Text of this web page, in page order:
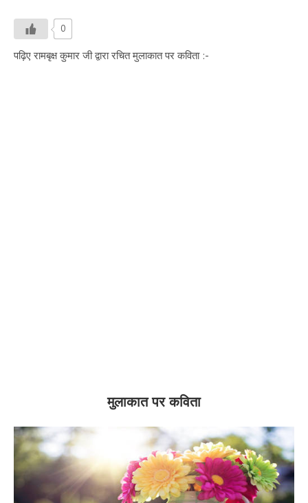
0
पढ़िए रामबृक्ष कुमार जी द्वारा रचित मुलाकात पर कविता :-
मुलाकात पर कविता